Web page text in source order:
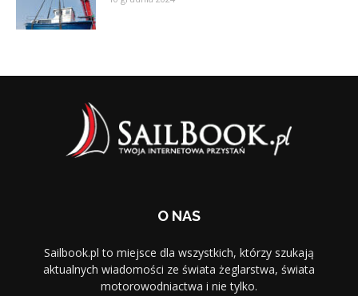
O NAS
Sailbook.pl to miejsce dla wszystkich, którzy szukają
aktualnych wiadomości ze świata żeglarstwa, świata
motorowodniactwa i nie tylko.